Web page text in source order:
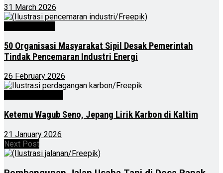
31 March 2026
50 Organisasi Masyarakat Sipil Desak Pemerintah
Tindak Pencemaran Industri Energi
26 February 2026
Ketemu Wagub Seno, Jepang Lirik Karbon di Kaltim
21 January 2026
Next Post